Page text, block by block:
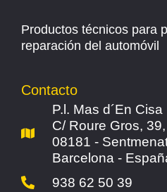
Productos técnicos para
reparación del automóvil
Contacto
P.l. Mas d´En Cisa
C/ Roure Gros,
08181 -
Barcelona -
938 62 50 39